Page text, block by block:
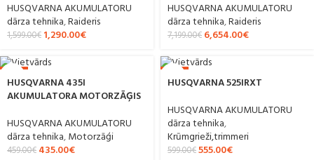
HUSQVARNA AKUMULATORU
dārza tehnika,Raideris
1,599.00€ 1,290.00€
HUSQVARNA AKUMULATORU
dārza tehnika,Raideris
7,199.00€ 6,654.00€
HUSQVARNA 435I
AKUMULATORA MOTORZĀĢIS
HUSQVARNA AKUMULATORU
dārza tehnika,Motorzāģi
459.00€ 435.00€
HUSQVARNA 525IRXT
HUSQVARNA AKUMULATORU
dārza tehnika,
Krūmgrieži,trimmeri
599.00€555.00€